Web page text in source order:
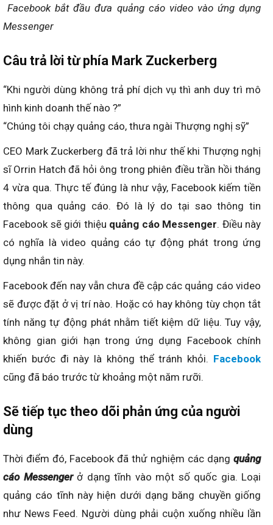
Facebook bắt đầu đưa quảng cáo video vào ứng dụng
Messenger
Câu trả lời từ phía Mark Zuckerberg
“Khi người dùng không trả phí dịch vụ thì anh duy trì mô
hình kinh doanh thế nào ?”
“Chúng tôi chạy quảng cáo, thưa ngài Thượng nghị sỹ”
CEO Mark Zuckerberg đã trả lời như thế khi Thượng nghị
sĩ Orrin Hatch đã hỏi ông trong phiên điều trần hồi tháng
4 vừa qua. Thực tế đúng là như vậy, Facebook kiếm tiền
thông qua quảng cáo. Đó là lý do tại sao thông tin
Facebook sẽ giới thiệu quảng cáo Messenger. Điều này
có nghĩa là video quảng cáo tự động phát trong ứng
dụng nhắn tin này.
Facebook đến nay vẫn chưa đề cập các quảng cáo video
sẽ được đặt ở vị trí nào. Hoặc có hay không tùy chọn tắt
tính năng tự động phát nhằm tiết kiệm dữ liệu. Tuy vậy,
không gian giới hạn trong ứng dụng Facebook chính
khiến bước đi này là không thể tránh khỏi. Facebook
cũng đã báo trước từ khoảng một năm rưỡi.
Sẽ tiếp tục theo dõi phản ứng của người
dùng
Thời điểm đó, Facebook đã thử nghiệm các dạng quảng
cáo Messengerở dạng tĩnh vào một số quốc gia. Loại
quảng cáo tĩnh này hiện dưới dạng băng chuyền giống
như News Feed. Người dùng phải cuộn xuống nhiều lần